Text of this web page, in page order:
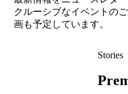
クルーシブなイベントの
画も予定しています。
Stories